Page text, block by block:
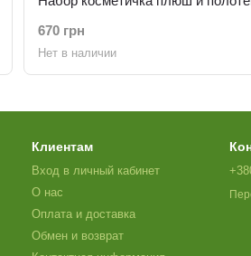
670 грн
Нет в наличии
Клиентам
Вход в личный кабинет
О нас
Оплата и доставка
Обмен и возврат